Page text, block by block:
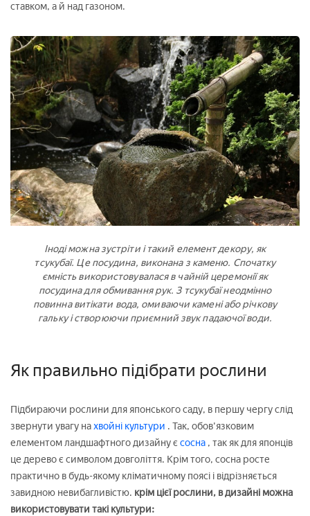
ставком, а й над газоном.
Іноді можна зустріти і такий елемент декору, як
тсукубаї. Це посудина, виконана з каменю. Спочатку
ємність використовувалася в чайній церемонії як
посудина для обмивання рук. З тсукубаї неодмінно
повинна витікати вода, омиваючи камені або річкову
гальку і створюючи приємний звук падаючої води.
Як правильно підібрати рослини
Підбираючи рослини для японського саду, в першу чергу слід
звернути увагу нахвойні культури . Так, обов'язковим
елементом ландшафтного дизайну є сосна , так як для японців
це дерево є символом довголіття. Крім того, сосна росте
практично в будь-якому кліматичному поясі і відрізняється
завидною невибагливістю. крім цієї рослини, в дизайні можна
використовувати такі культури: